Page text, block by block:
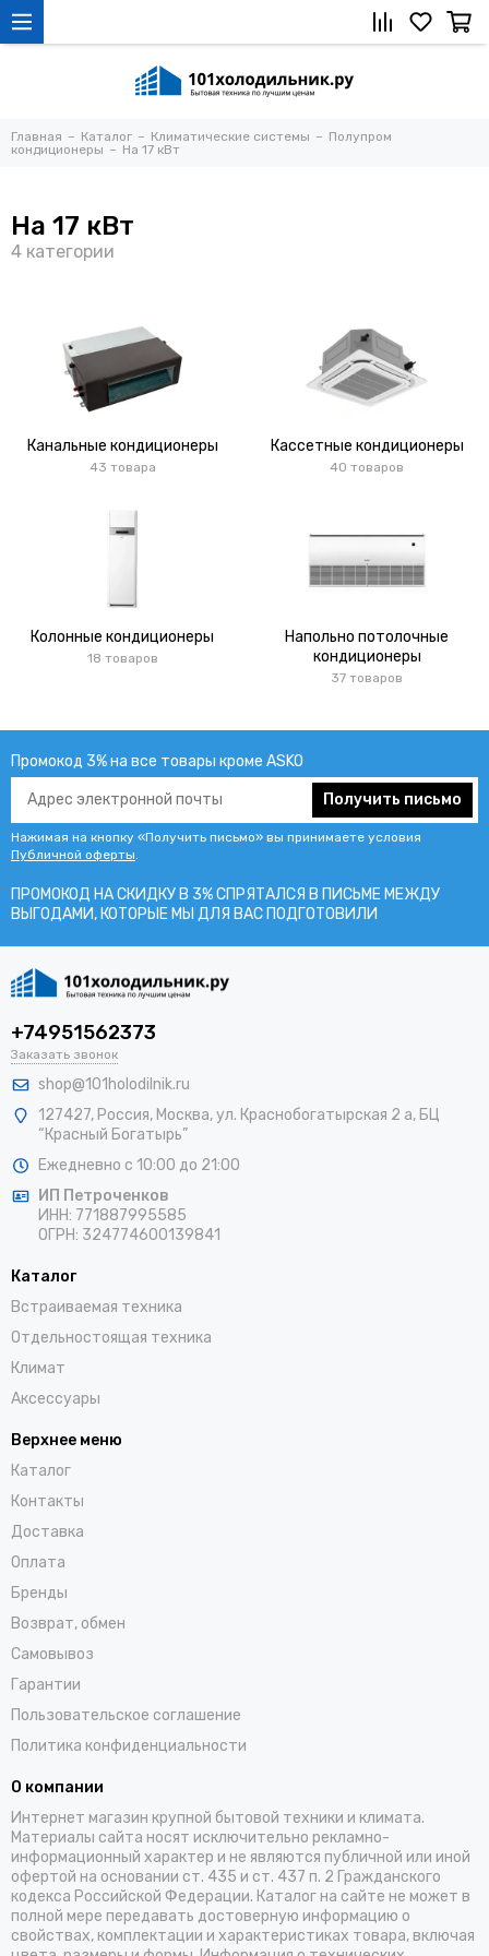
Главная Каталог Климатические системы
Полупром
кондиционеры
На 17 кВт
На 17 кВт
Канальные кондиционеры
43 товара
Кассетные кондиционеры
40 товаров
Колонные кондиционеры
18 товаров
Напольно потолочные
кондиционеры
37 товаров
Промокод 3% на все товары кроме ASKO
Получить письмо
Нажимая на кнопку «Получить письмо» вы принимаете условия
Публичной оферты.
ПРОМОКОД НА СКИДКУ В 3% СПРЯТАЛСЯ В ПИCЬМЕ МЕЖДУ
ВЫГОДАМИ, КОТОРЫЕ МЫ ДЛЯ ВАС ПОДГОТОВИЛИ
+74951562373
Заказать звонок
shop@101holodilnik.ru
127427,Россия,Москва,ул. Краснобогатырская 2 а, БЦ
“Красный Богатырь”
Ежедневно с 10:00 до 21:00
ИП Петроченков
ИНН: 771887995585
ОГРН: 324774600139841
Каталог
Встраиваемая техника
Отдельностоящая техника
Климат
Аксессуары
Верхнее меню
Каталог
Контакты
Доставка
Оплата
Бренды
Возврат, обмен
Самовывоз
Гарантии
Пользовательское соглашение
Политика конфиденциальности
О компании
Интернет магазин крупной бытовой техники и климата.
Материалы сайта носят исключительно рекламно-
информационный характер и не являются публичной или иной
офертой на основании ст. 435 и ст. 437 п. 2 Гражданского
кодекса Российской Федерации. Каталог на сайте не может в
полной мере передавать достоверную информацию о
свойствах, комплектации и характеристиках товара, включая